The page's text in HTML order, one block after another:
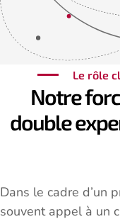
Le rôle
Notre
double
Dans le cadre d’un
souvent appel à un